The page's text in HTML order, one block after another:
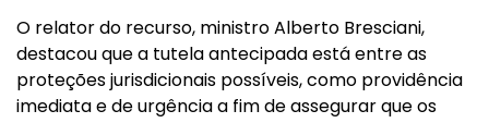
O relator do recurso, ministro Alberto Bresciani,
destacou que a tutela antecipada está entre as
proteções jurisdicionais possíveis, como providência
imediata e de urgência a fim de assegurar que os